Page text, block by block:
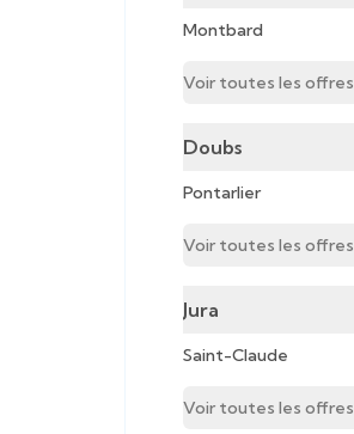
Montbard
Voir toutes les offres
Doubs
Pontarlier
Voir toutes les offres
Jura
Saint-Claude
Voir toutes les offres